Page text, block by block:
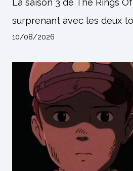
surprenant avec les deux
10/08/2026